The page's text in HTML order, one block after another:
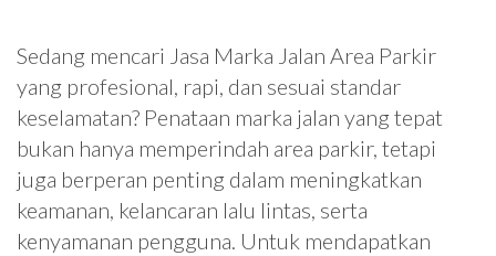
Sedang mencari Jasa Marka Jalan Area Parkir
yang profesional, rapi, dan sesuai standar
keselamatan? Penataan marka jalan yang tepat
bukan hanya memperindah area parkir, tetapi
juga berperan penting dalam meningkatkan
keamanan, kelancaran lalu lintas, serta
kenyamanan pengguna. Untuk mendapatkan